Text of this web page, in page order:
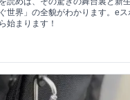
世界」の全貌がわかります。e
始まります！